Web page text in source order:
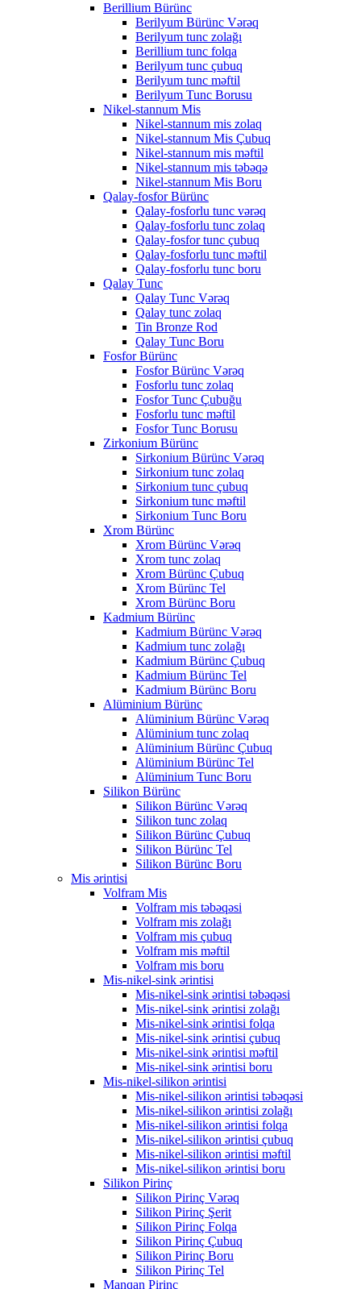
Berillium Bürünc
Berilyum Bürünc Vərəq
Berilyum tunc zolağı
Berillium tunc folqa
Berilyum tunc çubuq
Berilyum tunc məftil
Berilyum Tunc Borusu
Nikel-stannum Mis
Nikel-stannum mis zolaq
Nikel-stannum Mis Çubuq
Nikel-stannum mis məftil
Nikel-stannum mis təbəqə
Nikel-stannum Mis Boru
Qalay-fosfor Bürünc
Qalay-fosforlu tunc vərəq
Qalay-fosforlu tunc zolaq
Qalay-fosfor tunc çubuq
Qalay-fosforlu tunc məftil
Qalay-fosforlu tunc boru
Qalay Tunc
Qalay Tunc Vərəq
Qalay tunc zolaq
Tin Bronze Rod
Qalay Tunc Boru
Fosfor Bürünc
Fosfor Bürünc Vərəq
Fosforlu tunc zolaq
Fosfor Tunc Çubuğu
Fosforlu tunc məftil
Fosfor Tunc Borusu
Zirkonium Bürünc
Sirkonium Bürünc Vərəq
Sirkonium tunc zolaq
Sirkonium tunc çubuq
Sirkonium tunc məftil
Sirkonium Tunc Boru
Xrom Bürünc
Xrom Bürünc Vərəq
Xrom tunc zolaq
Xrom Bürünc Çubuq
Xrom Bürünc Tel
Xrom Bürünc Boru
Kadmium Bürünc
Kadmium Bürünc Vərəq
Kadmium tunc zolağı
Kadmium Bürünc Çubuq
Kadmium Bürünc Tel
Kadmium Bürünc Boru
Alüminium Bürünc
Alüminium Bürünc Vərəq
Alüminium tunc zolaq
Alüminium Bürünc Çubuq
Alüminium Bürünc Tel
Alüminium Tunc Boru
Silikon Bürünc
Silikon Bürünc Vərəq
Silikon tunc zolaq
Silikon Bürünc Çubuq
Silikon Bürünc Tel
Silikon Bürünc Boru
Mis ərintisi
Volfram Mis
Volfram mis təbəqəsi
Volfram mis zolağı
Volfram mis çubuq
Volfram mis məftil
Volfram mis boru
Mis-nikel-sink ərintisi
Mis-nikel-sink ərintisi təbəqəsi
Mis-nikel-sink ərintisi zolağı
Mis-nikel-sink ərintisi folqa
Mis-nikel-sink ərintisi çubuq
Mis-nikel-sink ərintisi məftil
Mis-nikel-sink ərintisi boru
Mis-nikel-silikon ərintisi
Mis-nikel-silikon ərintisi təbəqəsi
Mis-nikel-silikon ərintisi zolağı
Mis-nikel-silikon ərintisi folqa
Mis-nikel-silikon ərintisi çubuq
Mis-nikel-silikon ərintisi məftil
Mis-nikel-silikon ərintisi boru
Silikon Pirinç
Silikon Pirinç Vərəq
Silikon Pirinç Şerit
Silikon Pirinç Folqa
Silikon Pirinç Çubuq
Silikon Pirinç Boru
Silikon Pirinç Tel
Manqan Pirinç